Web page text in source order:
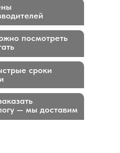
— мы доставим
сроки
посмотреть